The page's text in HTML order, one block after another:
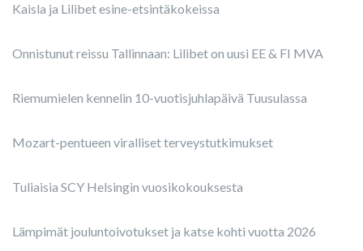
Kaisla ja Lilibet esine-etsintäkokeissa
Onnistunut reissu Tallinnaan: Lilibet on uusi EE & FI MVA
Riemumielen kennelin 10-vuotisjuhlapäivä Tuusulassa
Mozart-pentueen viralliset terveystutkimukset
Tuliaisia SCY Helsingin vuosikokouksesta
Lämpimät jouluntoivotukset ja katse kohti vuotta 2026